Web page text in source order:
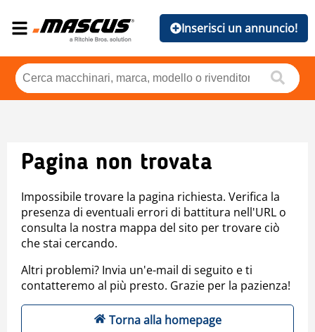
Inserisci un annuncio!
Pagina non trovata
Impossibile trovare la pagina richiesta. Verifica la
presenza di eventuali errori di battitura nell'URL o
consulta la nostra mappa del sito per trovare ciò
che stai cercando.
Altri problemi? Invia un'e-mail di seguito e ti
contatteremo al più presto. Grazie per la pazienza!
Torna alla homepage